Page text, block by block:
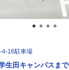
4-16駐車場
生田キャンパスまで